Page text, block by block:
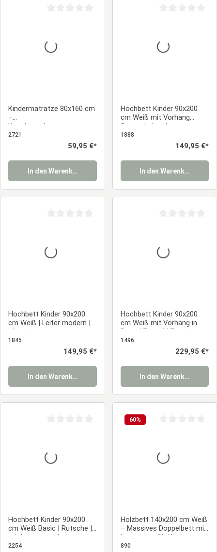
Kindermatratze 80x160 cm
–
Komfortschaummatratze
für Kinderbett, OEKO-
2721
Regulärer Preis:
59,95 €*
In den Warenkorb
Hochbett Kinder 90x200
cm Weiß mit Vorhang
Sterne | ohne Lattenrost
1888
Regulärer Preis:
149,95 €*
In den Warenkorb
Hochbett Kinder 90x200
cm Weiß | Leiter modern |
ohne Lattenrost
1845
Regulärer Preis:
149,95 €*
In den Warenkorb
Hochbett Kinder 90x200
cm Weiß mit Vorhang in
Rosa | Tunnel | Turm |
Rutsche | ohne Lattenrost
1496
Regulärer Preis:
229,95 €*
In den Warenkorb
Hochbett Kinder 90x200
cm Weiß Basic | Rutsche |
mit Lattenrost | ohne
Vorhänge
2254
60%
Holzbett 140x200 cm Weiß
– Massives Doppelbett mit
Lattenrost für Kinder-,
Jugend- & Gästezimmer
890